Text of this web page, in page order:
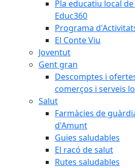
Pla educatiu local
Educ360
Programa
El Conte Viu
Joventut
Gent gran
Descomptes i
comerços i serveis
Salut
Farmàcies de
d'Amunt
Guies saludables
El racó de salut
Rutes saludables